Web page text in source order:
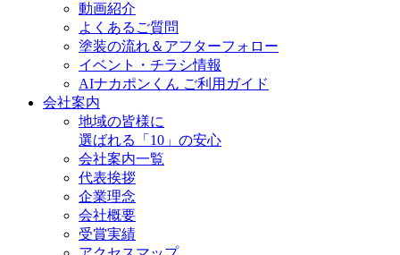
動画紹介
よくあるご質問
塗装の流れ＆アフターフォロー
イベント・チラシ情報
AIナカポンくん ご利用ガイド
会社案内
地域の皆様に
選ばれる「10」の安心
会社案内一覧
代表挨拶
企業理念
会社概要
受賞実績